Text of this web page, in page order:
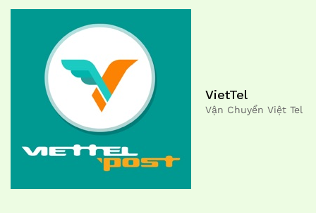
VietTel
Vận Chuyển Việt Tel